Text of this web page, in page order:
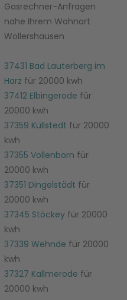
Gasrechner-Anfragen
nahe Ihrem Wohnort
Wollershausen
37431 Bad Lauterberg im
Harz für 20000 kwh
37412 Elbingerode für
20000 kwh
37359 Küllstedt für 20000
kwh
37355 Vollenborn für
20000 kwh
37351 Dingelstädt für
20000 kwh
37345 Stöckeyfür 20000
kwh
37339 Wehnde für 20000
kwh
37327 Kallmerode für
20000 kwh